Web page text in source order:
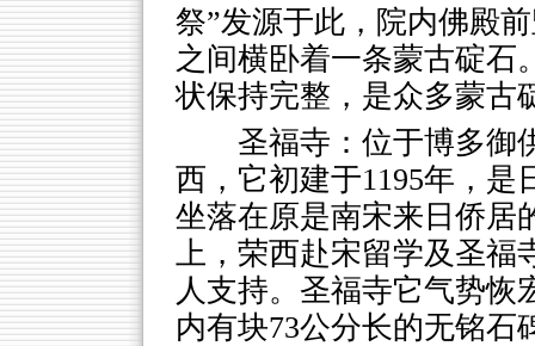
祭”发源于此，院内佛殿
之间横卧着一条蒙古碇石
状保持完整，是众多蒙古
圣福寺：位于博多御
西，它初建于1195年，
坐落在原是南宋来日侨居
上，荣西赴宋留学及圣福
人支持。圣福寺它气势恢
内有块73公分长的无铭石